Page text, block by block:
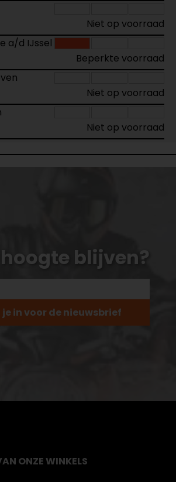
Niet op voorraad
a/d IJssel
Beperkte voorraad
Niet op voorraad
Niet op voorraad
hoogte blijven?
in voor de nieuwsbrief
ONZE WINKELS